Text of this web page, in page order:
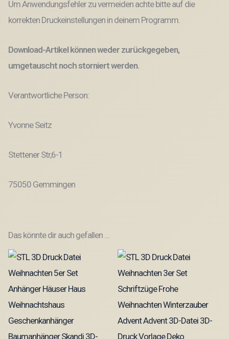
Um Anwendungsfehler zu vermeiden achte bitte auf die
korrekten Druckeinstellungen in deinem Programm.
Download-Artikel können weder zurückgegeben,
umgetauscht noch storniert werden.
Verantwortliche Person:
Yvonne Seitz
Stettener Str,6-1
75050 Gemmingen
Das könnte dir auch gefallen …